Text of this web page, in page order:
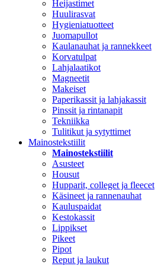
Heijastimet
Huulirasvat
Hygieniatuotteet
Juomapullot
Kaulanauhat ja rannekkeet
Korvatulpat
Lahjalaatikot
Magneetit
Makeiset
Paperikassit ja lahjakassit
Pinssit ja rintanapit
Tekniikka
Tulitikut ja sytyttimet
Mainostekstiilit
Mainostekstiilit
Asusteet
Housut
Hupparit, colleget ja fleecet
Käsineet ja rannenauhat
Kauluspaidat
Kestokassit
Lippikset
Pikeet
Pipot
Reput ja laukut